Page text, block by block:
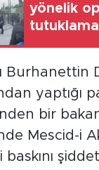
yönelik
Burhanettin
yaptığı
bir
Mescid-i